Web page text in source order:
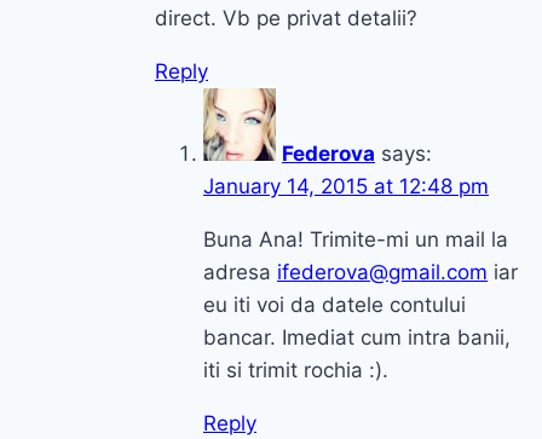
direct. Vb pe privat detalii?
Reply
Federova says:
January 14, 2015 at 12:48 pm
Buna Ana! Trimite-mi un mail la
adresa ifederova@gmail.com iar
eu iti voi da datele contului
bancar. Imediat cum intra banii,
iti si trimit rochia :).
Reply